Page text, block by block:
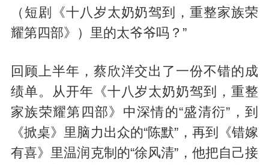
（短剧《十八岁太奶奶驾到，重整家族荣
耀第四部》）里的太爷爷吗？”
回顾上半年，蔡欣洋交出了一份不错的成
绩单。从开年《十八岁太奶奶驾到，重整
家族荣耀第四部》中深情的“盛清衍”，到
《掀桌》里脑力出众的“陈默”，再到《错嫁
有喜》里温润克制的“徐风清”，他把自己接